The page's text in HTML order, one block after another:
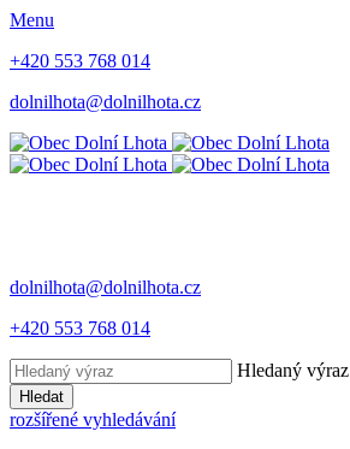
Menu
+420 553 768 014
dolnilhota@dolnilhota.cz
dolnilhota@dolnilhota.cz
+420 553 768 014
Hledaný výraz
Hledat
rozšířené vyhledávání